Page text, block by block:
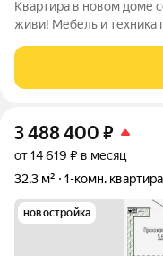
Квартира в новом доме
живи! Мебель и техника по договорённости. Развитая
быстрый выход на
Современный ремонт в
3 488 400 ₽
от 14 619 ₽ в месяц
32,3 м²
1-комн. квартира
новостройка